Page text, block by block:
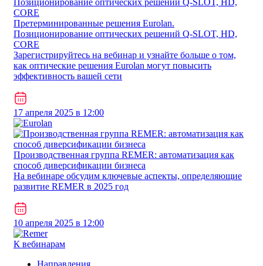
Претерминированные решения Eurolan.
Позиционирование оптических решений Q-SLOT, HD,
CORE
Зарегистрируйтесь на вебинар и узнайте больше о том,
как оптические решения Eurolan могут повысить
эффективность вашей сети
17 апреля 2025 в 12:00
Производственная группа REMER: автоматизация как
способ диверсификации бизнеса
На вебинаре обсудим ключевые аспекты, определяющие
развитие REMER в 2025 год
10 апреля 2025 в 12:00
К вебинарам
Направления